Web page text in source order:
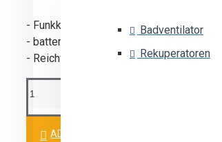
Badventilator
Rekuperatoren
- Funkklingel
- batteriebetrieben
- Reichweite: 80 m
ADD TO CART